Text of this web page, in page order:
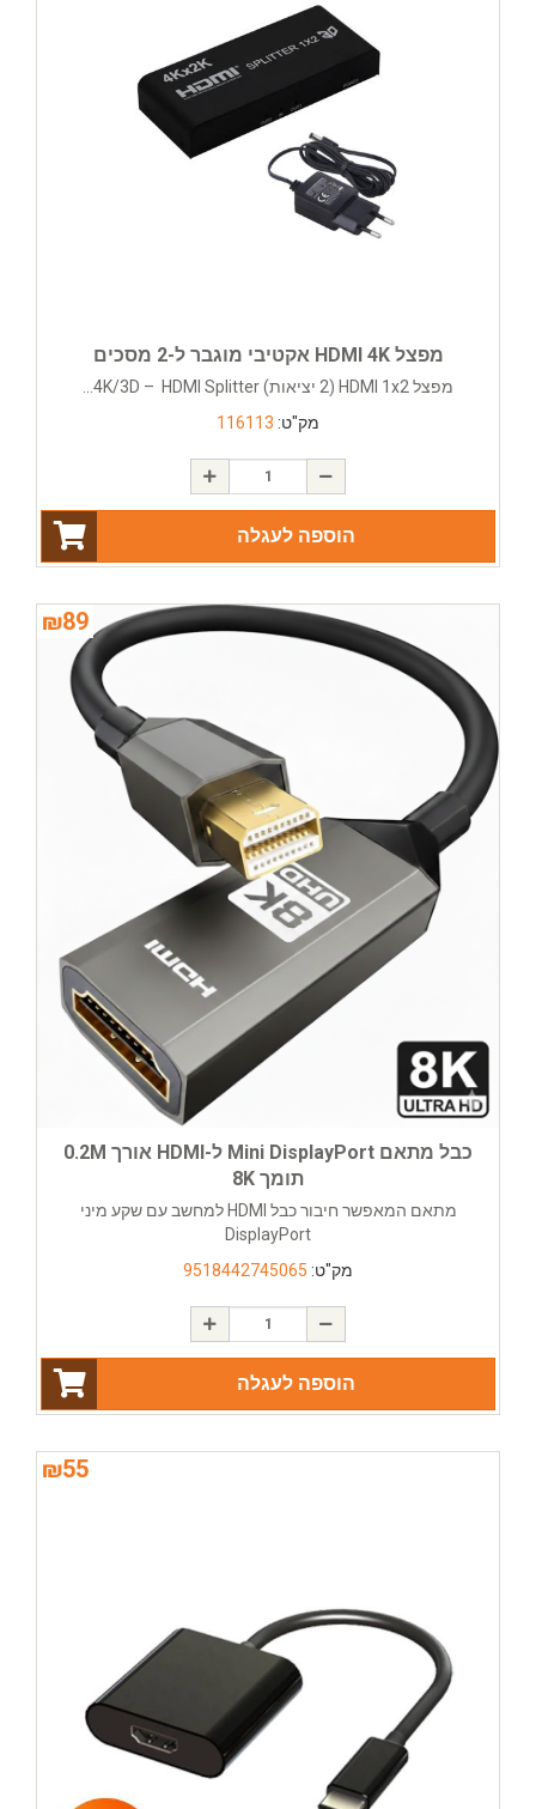
מפצל HDMI 4K אקטיבי מוגבר ל-2 מסכים
מפצל HDMI 1x2 (2 יציאות) 4K/3D – HDMI Splitter...
מק"ט: 116113
הוספה לעגלה
₪89
כבל מתאם Mini DisplayPort ל-HDMI אורך 0.2M
תומך 8K
מתאם המאפשר חיבור כבל HDMI למחשב עם שקע מיני
DisplayPort
מק"ט: 9518442745065
הוספה לעגלה
₪55